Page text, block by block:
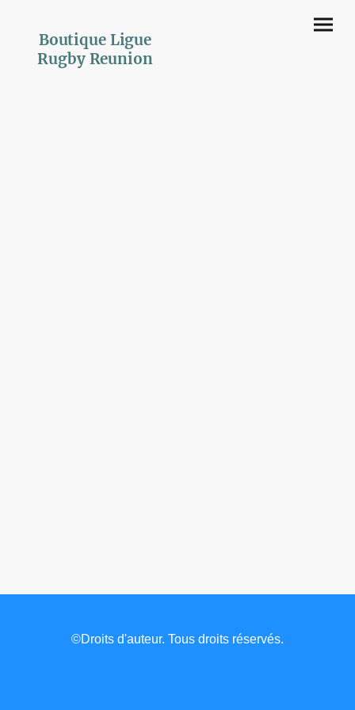
Boutique Ligue
Rugby Reunion
©Droits d'auteur. Tous droits réservés.